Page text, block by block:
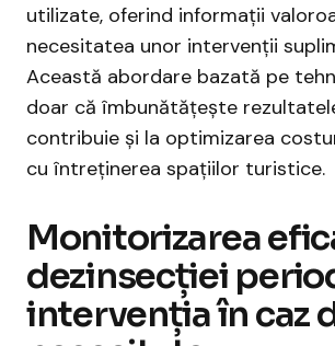
utilizate, oferind informații
necesitatea unor intervenții
Această abordare bazată pe
doar că îmbunătățește
contribuie și la optimizarea
cu întreținerea spațiilor turistice.
Monitorizarea
dezinsecției
intervenția în caz